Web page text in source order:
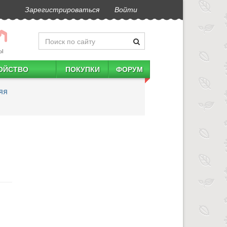
Зарегистрироваться Войти
ПОКУПКИ ФОРУМ